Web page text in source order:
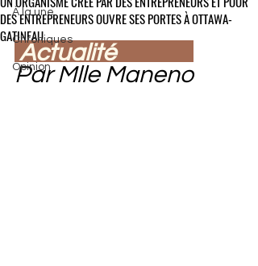
À la une
Chroniques
Opinion
DES ENTREPRENEURS OUVRE SES PORTES À OTTAWA-
GATINEAU
Actualité
Par Mlle Maneno